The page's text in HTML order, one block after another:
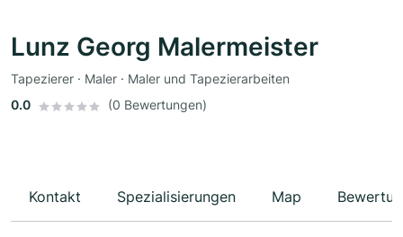
Lunz Georg Malermeister
Tapezierer · Maler · Maler und Tapezierarbeiten
0.0
(0 Bewertungen)
Kontakt Spezialisierungen Map